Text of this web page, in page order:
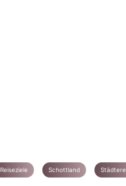
Reiseziele Schottland